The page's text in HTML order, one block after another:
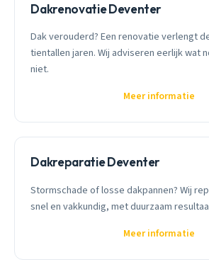
Dakrenovatie Deventer
Dak verouderd? Een renovatie verlengt
tientallen jaren. Wij adviseren eerlijk wat
niet.
Meer informatie
Dakreparatie Deventer
Stormschade of losse dakpannen? Wij
snel en vakkundig, met duurzaam
Meer informatie